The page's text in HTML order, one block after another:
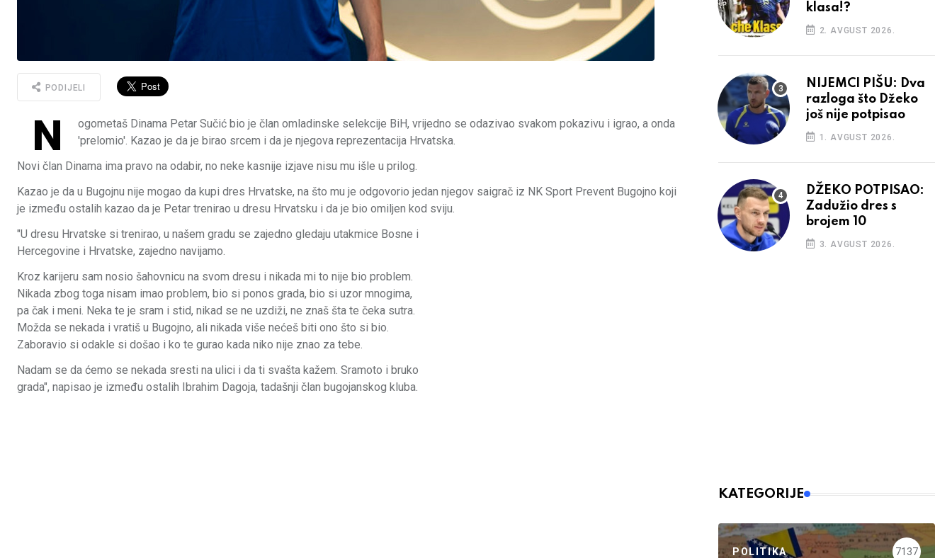
PODIJELI
N
ogometaš Dinama Petar Sučić bio je član omladinske selekcije BiH, vrijedno se odazivao svakom pokazivu i igrao, a onda
'prelomio'. Kazao je da je birao srcem i da je njegova reprezentacija Hrvatska.
Novi član Dinama ima pravo na odabir, no neke kasnije izjave nisu mu išle u prilog.
Kazao je da u Bugojnu nije mogao da kupi dres Hrvatske, na što mu je odgovorio jedan njegov saigrač iz NK Sport Prevent Bugojno koji
je između ostalih kazao da je Petar trenirao u dresu Hrvatsku i da je bio omiljen kod sviju.
"U dresu Hrvatske si trenirao, u našem gradu se zajedno gledaju utakmice Bosne i
Hercegovine i Hrvatske, zajedno navijamo.
Kroz karijeru sam nosio šahovnicu na svom dresu i nikada mi to nije bio problem.
Nikada zbog toga nisam imao problem, bio si ponos grada, bio si uzor mnogima,
pa čak i meni. Neka te je sram i stid, nikad se ne uzdiži, ne znaš šta te čeka sutra.
Možda se nekada i vratiš u Bugojno, ali nikada više nećeš biti ono što si bio.
Zaboravio si odakle si došao i ko te gurao kada niko nije znao za tebe.
Nadam se da ćemo se nekada sresti na ulici i da ti svašta kažem. Sramoto i bruko
grada", napisao je između ostalih Ibrahim Dagoja, tadašnji član bugojanskog kluba.
klasa!?
2. AVGUST 2026.
NIJEMCI PIŠU: Dva
razloga što Džeko
još nije potpisao
1. AVGUST 2026.
DŽEKO POTPISAO:
Zadužio dres s
brojem 10
3. AVGUST 2026.
KATEGORIJE
POLITIKA 7137